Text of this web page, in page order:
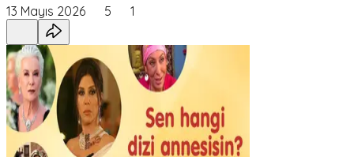
13 Mayıs 2026 5 1